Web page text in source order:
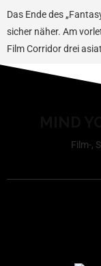
Das Ende des
sicher näher. Am
Film Corridor drei
Film-,